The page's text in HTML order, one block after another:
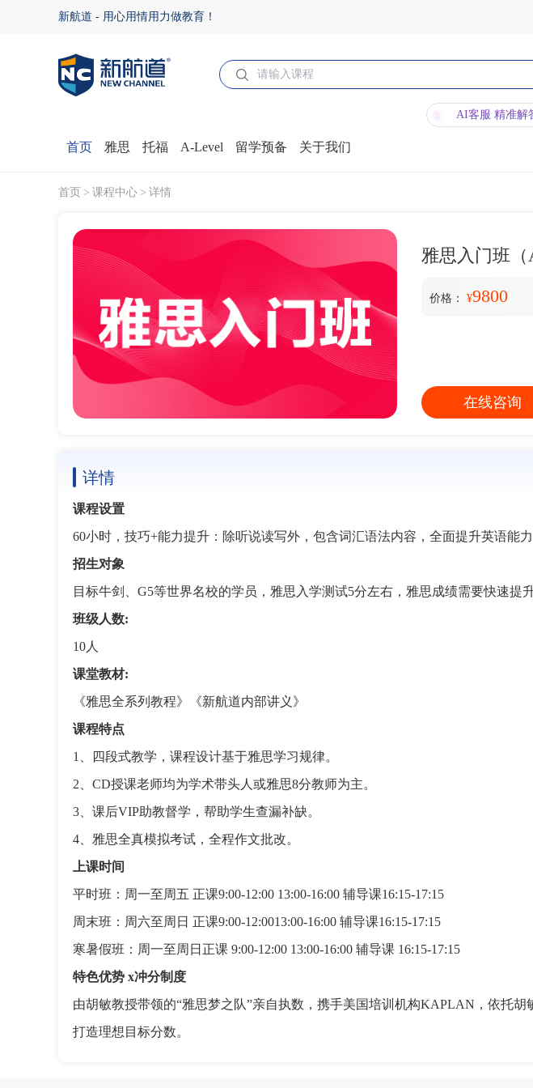
新航道 - 用心用情用力做教育！
AI客服 精准解
手机号:
验证码:
验证码:
首页 雅思 托福 A-Level 留学预备 关于我们
首页 课程中心 详情
雅思入门班（
价格： ¥9800
在线咨询
详情
课程设置
60小时，技巧+能力提升：除听说读写外，包含词汇语法内容，全面提升英语能
招生对象
目标牛剑、G5等世界名校的学员，雅思入学测试5分左右，雅思成绩需要快速提升
班级人数:
10人
课堂教材:
《雅思全系列教程》《新航道内部讲义》
课程特点
1、四段式教学，课程设计基于雅思学习规律。
2、CD授课老师均为学术带头人或雅思8分教师为主。
3、课后VIP助教督学，帮助学生查漏补缺。
4、雅思全真模拟考试，全程作文批改。
上课时间
平时班：周一至周五 正课9:00-12:00 13:00-16:00 辅导课16:15-17:15
周末班：周六至周日 正课9:00-12:0013:00-16:00 辅导课16:15-17:15
寒暑假班：周一至周日正课 9:00-12:00 13:00-16:00 辅导课 16:15-17:15
特色优势 x冲分制度
由胡敏教授带领的“雅思梦之队”亲自执数，携手美国培训机构KAPLAN，依托
打造理想目标分数。